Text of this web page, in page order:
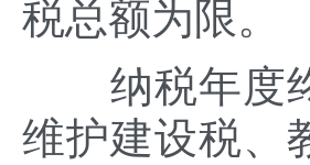
税总额为限。
纳税年度终
维护建设税、